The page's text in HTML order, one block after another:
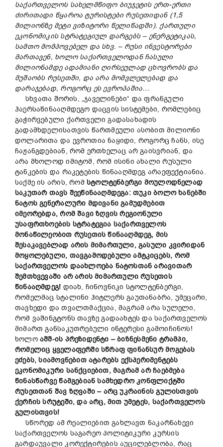
საქართველოს სახელმწიფო ბიუჯეტის ერთ-ერთი
ძირითადი წყაროა ტურისტები რუსეთიდან (1,5
მილიონზე მეტი ვიზიტორი წელიწადში). ქართული
ეკონომიკის სტრატეგიულ დარგებს – ენერგეტიკას,
სამთო მომპოვებელ და სხვ. – რუსი ინვესტორები
მართავენ, ხოლო საქართველოდან ჩასული
მილიონამდე ადამიანი ღირსეულად ცხოვრობს და
მუშაობს რუსეთში, და არა მომვლელებად და
დარაჯებად, როგორც ეს ევროპაშია…
სხვათა შორის, „ჯაველინები“ და ფრანგული
ჰაერსაწინააღმდეგო დაცვის სისტემები, რომლებიც
გაჭირვებული ქართველი გადასახადის
გადამხდელისათვის წართმეული ასობით მილიონი
დოლარითა და ევროთია ნაყიდი, როგორც ჩანს, ისე
ჩაჟანგდებიან, რომ ერთხელაც არ გაისვრიან, და
არა მხოლოდ იმიტომ, რომ ისინი ახალი რუსული
ტანკების და რაკეტების წინააღმდეგ არაეფექტიანია.
საქმე ის არის, რომ სტოლტენბერგი მოულოდნელად
საკუთარ თავს შეეწინააღმდეგა: თუკი ბოლო ხანებში
ნატოს გენერალური მდივანი გამუდმებით
იმეორებდა, რომ შავი ზღვის რეგიონული
უსაფრთხოების სტრატეგია საქართველოს
მონაწილეობით რუსეთის წინააღმდეგ, მის
შესაკავებლად არის მიმართული, გასული კვირიდან
მოყოლებული, თავგამოდებული ამტკიცებს, რომ
საქართველოს დაახლოება ნატოსთან არავითარ
შემთხვევაში არ არის მიმართული რუსეთის
წინააღმდეგ! დიახ, ჩინოვნიკი სტოლტენბერგი,
რომელმაც სტალინი ჰიტლერს გაუთანაბრა, უმეცარი,
თავხედი და თვალთმაქცია, მაგრამ არა სულელი,
რომ ვაშინგტონს თავზე გადაახტეს და საქართველოს
მიმართ განსაკუთრებული ინტერესი გამოიჩინოს!
ხოლოაშშ-ის პრეზიდენტი – ბიზნესმენი ტრამპი,
რომელიც ყველაფერში სწრაფ ფინანსურ მოგებას
ეძებს, სიამოვნებით ატარებს ექსპერიმენტებს
ეკონომიკური სანქციებით, მაგრამ არ ჩაებმება
წინასწარვე წამგებიან სამხედრო კონფლიქტში
რუსეთთან შავ ზღვაში – არც უკრაინის გულისთვის
ქერჩის სრუტეში, და არც, მით უმეტეს, საქართველოს
გულისთვის!
სწორედ ამ რეალიებით გახლავთ ნაკარნახევი
საქართველოს საგარეო პოლიტიკური კურსის
გარდაუვალი კორექტირების აუცილებლობა, რაც